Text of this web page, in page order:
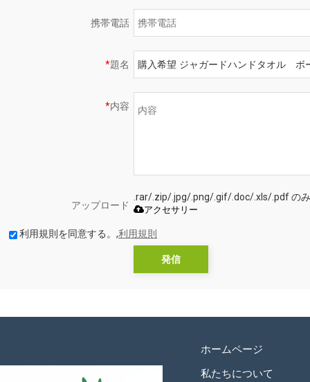
携帯電話
*題名
*内容
アップロード
.rar/.zip/.jpg/.png/.gif/.doc/.xls/.pdf の
アクセサリー
利用規則を同意する。,利用規則
発信
ホームページ
私たちについて